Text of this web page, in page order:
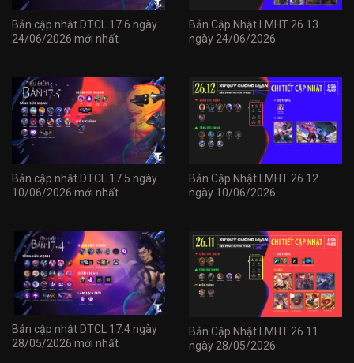
Bản cập nhật DTCL 17.6 ngày
24/06/2026 mới nhất
Bản Cập Nhật LMHT 26.13
ngày 24/06/2026
Bản cập nhật DTCL 17.5 ngày
10/06/2026 mới nhất
Bản Cập Nhật LMHT 26.12
ngày 10/06/2026
Bản cập nhật DTCL 17.4 ngày
28/05/2026 mới nhất
Bản Cập Nhật LMHT 26.11
ngày 28/05/2026